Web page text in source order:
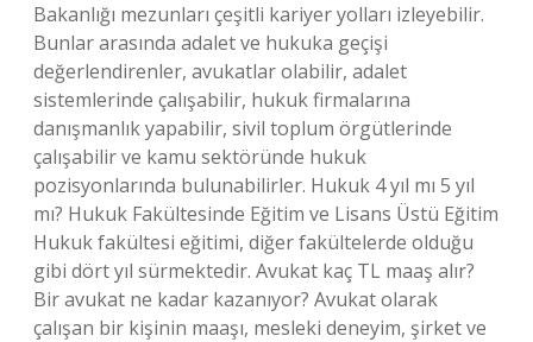
Bakanlığı mezunları çeşitli kariyer yolları izleyebilir.
Bunlar arasında adalet ve hukuka geçişi
değerlendirenler, avukatlar olabilir, adalet
sistemlerinde çalışabilir, hukuk firmalarına
danışmanlık yapabilir, sivil toplum örgütlerinde
çalışabilir ve kamu sektöründe hukuk
pozisyonlarında bulunabilirler. Hukuk 4 yıl mı 5 yıl
mı? Hukuk Fakültesinde Eğitim ve Lisans Üstü Eğitim
Hukuk fakültesi eğitimi, diğer fakültelerde olduğu
gibi dört yıl sürmektedir. Avukat kaç TL maaş alır?
Bir avukat ne kadar kazanıyor? Avukat olarak
çalışan bir kişinin maaşı, mesleki deneyim, şirket ve